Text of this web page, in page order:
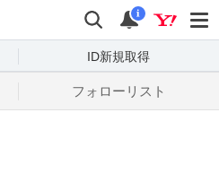
検索
通知
i
ID新規取得
フォローリスト